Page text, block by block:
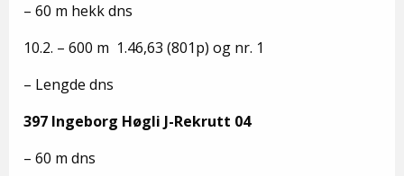
– 60 m hekk dns
10.2. – 600 m 1.46,63 (801p) og nr. 1
– Lengde dns
397 Ingeborg Høgli J-Rekrutt 04
– 60 m dns